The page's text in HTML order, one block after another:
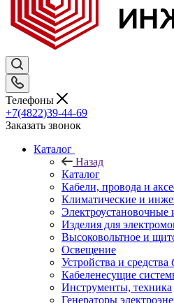
Телефоны
+7(4822)39-44-69
Заказать звонок
Каталог
Назад
Каталог
Кабели, провода и
Климатические и
Электроустановочные
Изделия для
Высоковольтное и
Освещение
Устройства и средства
Кабеленесущие
Инструменты, техника
Генераторы